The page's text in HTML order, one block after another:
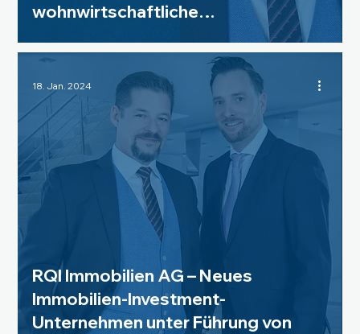
wohnwirtschaftliche
RQI Immobilien AG – Neues
Immobilien-Investment-
Unternehmen unter Führung von
18. Jan. 2024